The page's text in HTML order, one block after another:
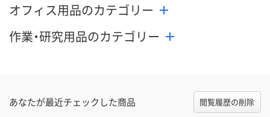
オフィス用品のカテゴリー
作業・研究用品のカテゴリー
あなたが最近チェックした商品 閲覧履歴の削除